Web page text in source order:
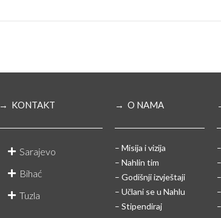
→ KONTAKT
Sarajevo
Bihać
Tuzla
→ O NAMA
– Misija i vizija
– Nahlin tim
– Godišnji izvještaji
– Učlani se u Nahlu
– Stipendiraj